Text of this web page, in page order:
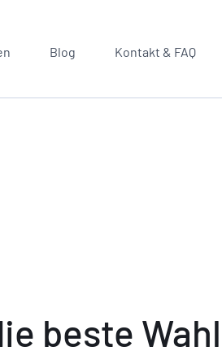
Blog Kontakt & FAQ
beste